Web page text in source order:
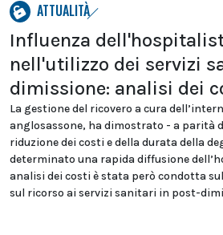
ATTUALITÀ
Influenza
nell'utilizzo dei servizi
dimissione: analisi dei
La gestione del ricovero a cura
anglosassone, ha dimostrato - a parità
riduzione dei costi e della durata della
determinato una rapida diffusione
analisi dei costi è stata però condotta
sul ricorso ai servizi sanitari in post-